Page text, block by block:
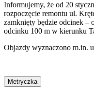
Informujemy, że od 20
rozpoczęcie remontu ul.
zamknięty będzie odcinek –
odcinku 100 m w kierunku
Objazdy wyznaczono m.in.
Metryczka